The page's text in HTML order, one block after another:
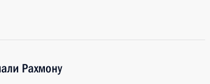
Рахмону